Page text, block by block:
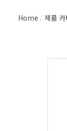
Home 제품